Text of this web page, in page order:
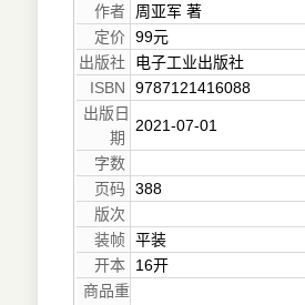
作者
周亚军 著
定价 99元
出版社
电子工业出版社
ISBN
9787121416088
出版日
期
2021-07-01
字数
页码
388
版次
装帧 平装
开本
16开
商品重